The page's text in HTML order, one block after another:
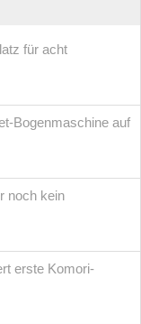
für acht
Bogenmaschine auf
noch kein
erste Komori-